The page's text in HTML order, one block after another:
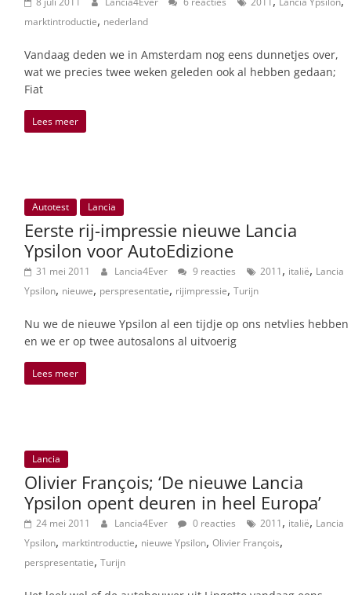
marktintroductie, nederland
Vandaag deden we in Amsterdam nog eens dunnetjes over,
wat we precies twee weken geleden ook al hebben gedaan;
Fiat
Lees meer
Autotest Lancia
Eerste rij-impressie nieuwe Lancia
Ypsilon voor AutoEdizione
31 mei 2011 Lancia4Ever 9 reacties 2011, italië, Lancia
Ypsilon, nieuwe, perspresentatie, rijimpressie, Turijn
Nu we de nieuwe Ypsilon al een tijdje op ons netvlies hebben
en we er op twee autosalons al uitvoerig
Lees meer
Lancia
Olivier François; ‘De nieuwe Lancia
Ypsilon opent deuren in heel Europa’
24 mei 2011 Lancia4Ever 0 reacties 2011, italië, Lancia
Ypsilon, marktintroductie, nieuwe Ypsilon, Olivier François,
perspresentatie, Turijn